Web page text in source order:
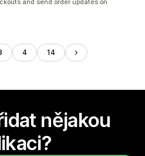
and send order updates on
4 14
nějakou